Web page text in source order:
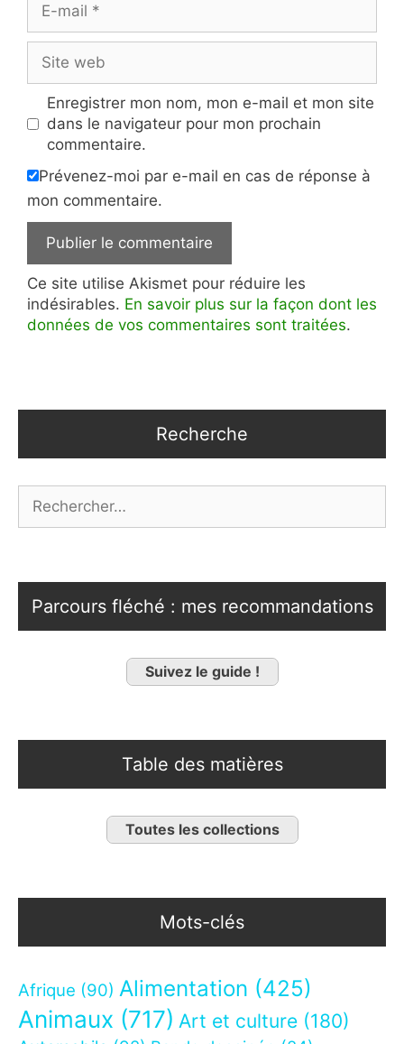
mail
web
Enregistrer mon nom, mon e-mail et mon site
dans le navigateur pour mon prochain
commentaire.
Prévenez-moi par e-mail en cas de réponse à
mon commentaire.
Ce site utilise Akismet pour réduire les
indésirables. En savoir plus sur la façon dont les
données de vos commentaires sont traitées.
Recherche
Parcours fléché : mes recommandations
Suivez le guide !
Table des matières
Toutes les collections
Mots-clés
Afrique (90) Alimentation (425)
Animaux (717) Art et culture (180)